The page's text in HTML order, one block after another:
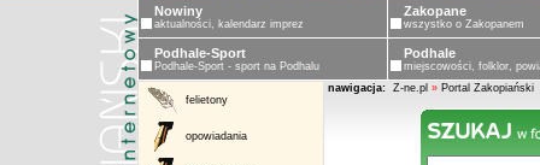
Nowiny
aktualności, kalendarz imprez
Zakopane
wszystko o Zakopanem
Podhale-Sport
Podhale-Sport - sport na Podhalu
Podhale
miejscowości, folklor,
felietony
opowiadania
nawigacja: Z-ne.pl » Portal Zakopiański